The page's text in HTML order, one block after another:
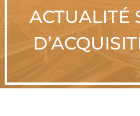
ACTUALITÉ